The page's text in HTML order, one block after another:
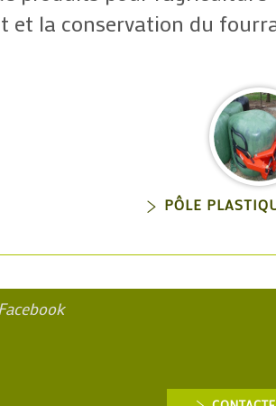
la conservation du
PÔLE